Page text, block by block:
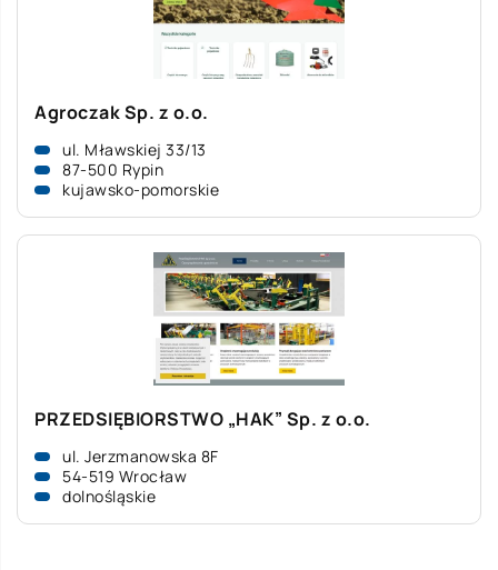
Agroczak Sp. z o.o.
ul. Mławskiej 33/13
87-500 Rypin
kujawsko-pomorskie
PRZEDSIĘBIORSTWO „HAK” Sp. z o.o.
ul. Jerzmanowska 8F
54-519 Wrocław
dolnośląskie